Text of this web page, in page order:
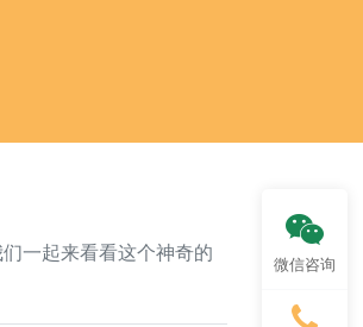
一起来看看这个神奇的
微信咨询